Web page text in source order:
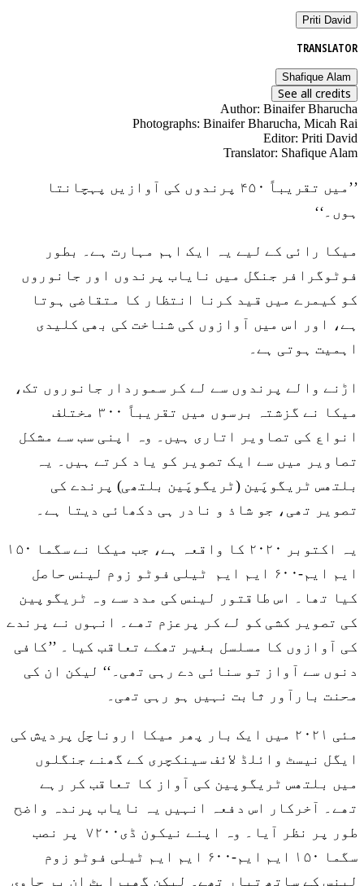
Priti David
TRANSLATOR
Shafique Alam
See all credits
Author: Binaifer Bharucha
Photographs: Binaifer Bharucha, Micah Rai
Editor: Priti David
Translator: Shafique Alam
’’میں تقریباً ۴۵۰ پرندوں کی آوازیں پہچانتا
ہوں۔‘‘
میکا رائی کے لیے یہ ایک اہم مہارت ہے۔ بطور
فوٹوگرافر جنگل میں نایاب پرندوں اور جانوروں
کو کیمرے میں قید کرنا انتظار کا متقاضی ہوتا
ہے، اور اس میں آوازوں کی شناخت کی بھی کلیدی
اہمیت ہوتی ہے۔
اڑنے والے پرندوں سے لے کر سموردار جانوروں تک،
میکا نے گزشتہ برسوں میں تقریباً ۳۰۰ مختلف
انواع کی تصاویر اتاری ہیں۔ وہ اپنی سب سے مشکل
تصاویر میں سے ایک تصویر کو یاد کرتے ہیں۔ یہ
بلتھس ٹریگوپَین (ٹریگوپَین بلتھی) پرندے کی
تصویر تھی، جو شاذ و نادر ہی دکھائی دیتا ہے۔
یہ اکتوبر ۲۰۲۰ کا واقعہ ہے، جب میکا نے سگما ۱۵۰
ایم ایم-۶۰۰ ایم ایم ٹیلی فوٹو زوم لینس حاصل
کیا تھا۔ اس طاقتور لینس کی مدد سے وہ ٹریگوپین
کی تصویر کشی کو لے کر پرعزم تھے۔ انہوں نے پرندے
کی آوازوں کا مسلسل بغیر تھکے تعاقب کیا۔ ’’کافی
دنوں سے آواز تو سنائی دے رہی تھی۔‘‘ لیکن ان کی
محنت بارآور ثابت نہیں ہو رہی تھی۔
مئی ۲۰۲۱ میں ایک بار پھر میکا اروناچل پردیش کی
ایگل نیسٹ وائلڈ لائف سینکچری کے گھنے جنگلوں
میں بلتھس ٹریگوپین کی آواز کا تعاقب کر رہے
تھے۔ آخرکار اس دفعہ انہیں یہ نایاب پرندہ واضح
طور پر نظر آیا۔ وہ اپنے نیکون ڈی۷۲۰۰ پر نصب
سگما ۱۵۰ ایم ایم-۶۰۰ ایم ایم ٹیلی فوٹو زوم
لینس کے ساتھ تیار تھے۔ لیکن گھبراہٹ ان پر حاوی